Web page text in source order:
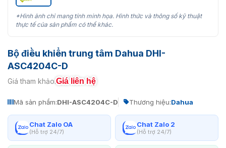
*Hình ảnh chỉ mang tính minh họa. Hình thức và thông số kỹ thuật
thực tế của sản phẩm có thể khác.
Bộ điều khiển trung tâm Dahua DHI-
ASC4204C-D
Giá tham khảo:Giá liên hệ
Mã sản phẩm:DHI-ASC4204C-D Thương hiệu:Dahua
Chat Zalo OA
(Hỗ trợ 24/7)
Chat Zalo 2
(Hỗ trợ 24/7)